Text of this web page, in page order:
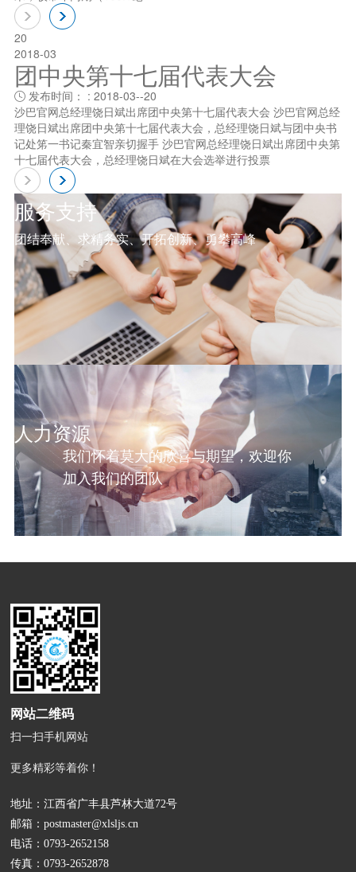
20
2018-03
团中央第十七届代表大会
发布时间： : 2018-03--20
沙巴官网总经理饶日斌出席团中央第十七届代表大会 沙巴官网总经
理饶日斌出席团中央第十七届代表大会，总经理饶日斌与团中央书
记处笫一书记秦宜智亲切握手 沙巴官网总经理饶日斌出席团中央第
十七届代表大会，总经理饶日斌在大会选举进行投票
服务支持
团结奉献、求精务实、开拓创新、勇攀高峰
人力资源
我们怀着莫大的欣喜与期望，欢迎你
加入我们的团队
网站二维码
扫一扫手机网站
更多精彩等着你！
地址：江西省广丰县芦林大道72号
邮箱：postmaster@xlsljs.cn
电话：0793-2652158
传真：0793-2652878